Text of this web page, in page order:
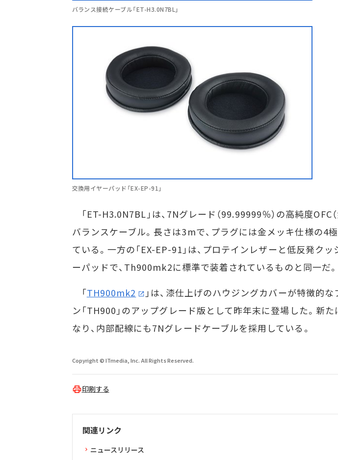
バランス接続ケーブル「ET-H3.0N7BL」
交換用イヤーパッド「EX-EP-91」
「ET-H3.0N7BL」は、7Nグレード（99.99999％）の高純度OFC
バランスケーブル。長さは3mで、プラグには金メッキ仕様の4
ている。一方の「EX-EP-91」は、プロテインレザーと低反発ク
ーパッドで、Th900mk2に標準で装着されているものと同一だ。
「TH900mk2
」は、漆仕上げのハウジングカバーが特徴的
ン「TH900」のアップグレード版として昨年末に登場した。新
なり、内部配線にも7Nグレードケーブルを採用している。
Copyright © ITmedia, Inc. All Rights Reserved.
印刷する
関連リンク
ニュースリリース